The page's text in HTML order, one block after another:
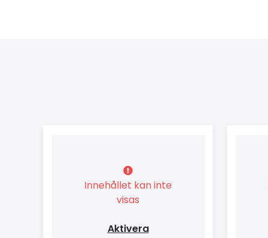
Innehållet kan inte
visas
Aktivera